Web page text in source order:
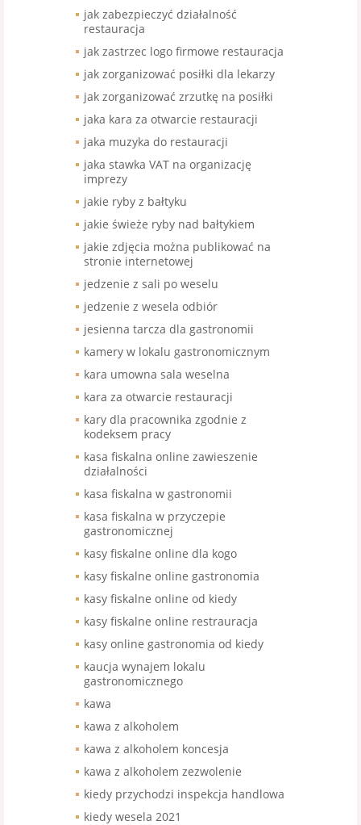
jak zabezpieczyć działalność
restauracja
jak zastrzec logo firmowe restauracja
jak zorganizować posiłki dla lekarzy
jak zorganizować zrzutkę na posiłki
jaka kara za otwarcie restauracji
jaka muzyka do restauracji
jaka stawka VAT na organizację
imprezy
jakie ryby z bałtyku
jakie świeże ryby nad bałtykiem
jakie zdjęcia można publikować na
stronie internetowej
jedzenie z sali po weselu
jedzenie z wesela odbiór
jesienna tarcza dla gastronomii
kamery w lokalu gastronomicznym
kara umowna sala weselna
kara za otwarcie restauracji
kary dla pracownika zgodnie z
kodeksem pracy
kasa fiskalna online zawieszenie
działalności
kasa fiskalna w gastronomii
kasa fiskalna w przyczepie
gastronomicznej
kasy fiskalne online dla kogo
kasy fiskalne online gastronomia
kasy fiskalne online od kiedy
kasy fiskalne online restrauracja
kasy online gastronomia od kiedy
kaucja wynajem lokalu
gastronomicznego
kawa
kawa z alkoholem
kawa z alkoholem koncesja
kawa z alkoholem zezwolenie
kiedy przychodzi inspekcja handlowa
kiedy wesela 2021